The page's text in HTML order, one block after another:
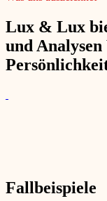
Lux & Lux
und
Fallbeispiele